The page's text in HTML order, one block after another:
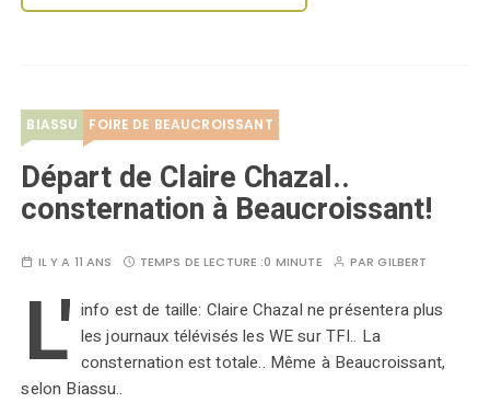
BIASSU FOIRE DE BEAUCROISSANT
Départ de Claire Chazal..
consternation à Beaucroissant!
IL Y A 11 ANS TEMPS DE LECTURE :0 MINUTE PARGILBERT
L' info est de taille: Claire Chazal ne présentera plus
les journaux télévisés les WE sur TFI.. La
consternation est totale.. Même à Beaucroissant,
selon Biassu..